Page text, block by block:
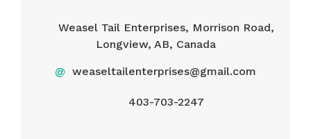
Weasel Tail Enterprises, Morrison Road,
Longview, AB, Canada
@ weaseltailenterprises@gmail.com
403-703-2247